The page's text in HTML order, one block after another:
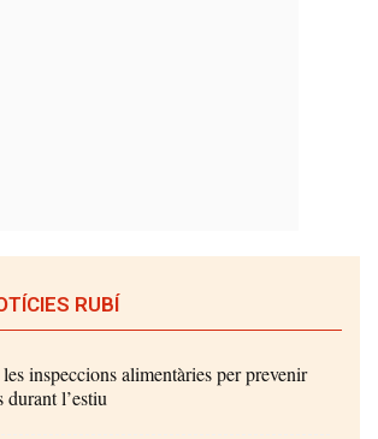
RUBÍ
inspeccions alimentàries per prevenir
l’estiu